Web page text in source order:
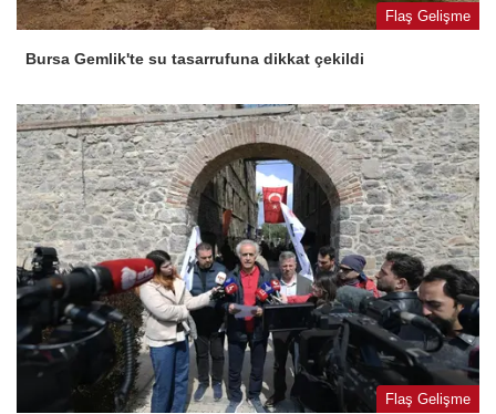
Flaş Gelişme
Bursa Gemlik'te su tasarrufuna dikkat çekildi
Flaş Gelişme